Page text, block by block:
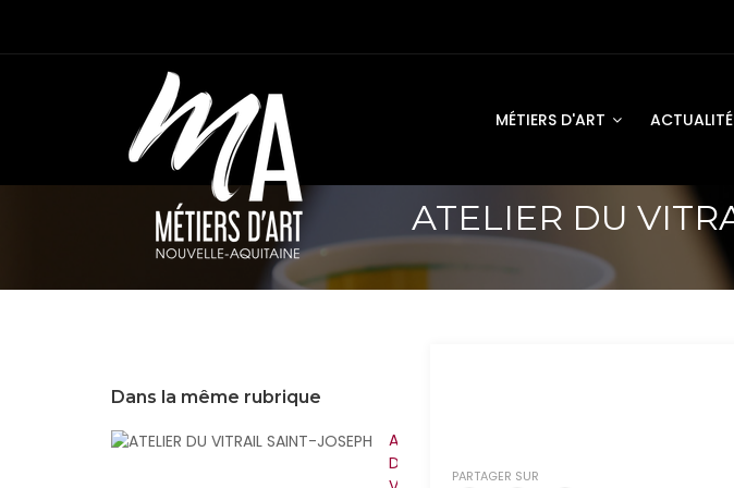
MÉTIERS D'ART
ATELIER DU
Dans la même rubrique
ATELIER
DU
PARTAGER SUR